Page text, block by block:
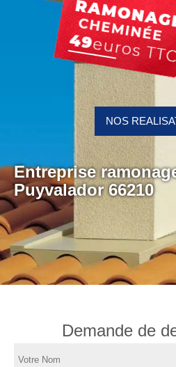
Entreprise
Puyvalador 66210
NOS
Demande de